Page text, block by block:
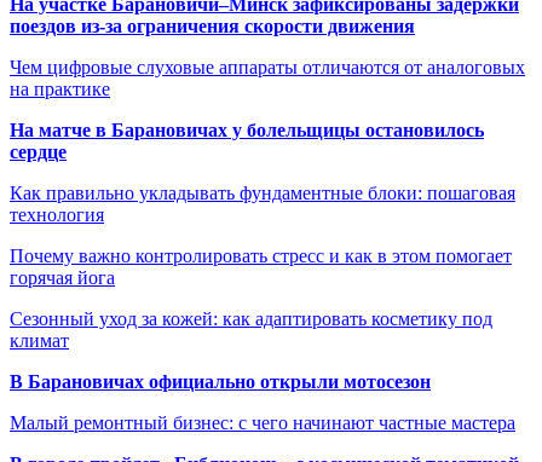
поездов из-за ограничения скорости движения
Чем цифровые слуховые аппараты отличаются от аналоговых
на практике
На матче в Барановичах у болельщицы остановилось
сердце
Как правильно укладывать фундаментные блоки: пошаговая
технология
Почему важно контролировать стресс и как в этом помогает
горячая йога
Сезонный уход за кожей: как адаптировать косметику под
климат
В Барановичах официально открыли мотосезон
Малый ремонтный бизнес: с чего начинают частные мастера